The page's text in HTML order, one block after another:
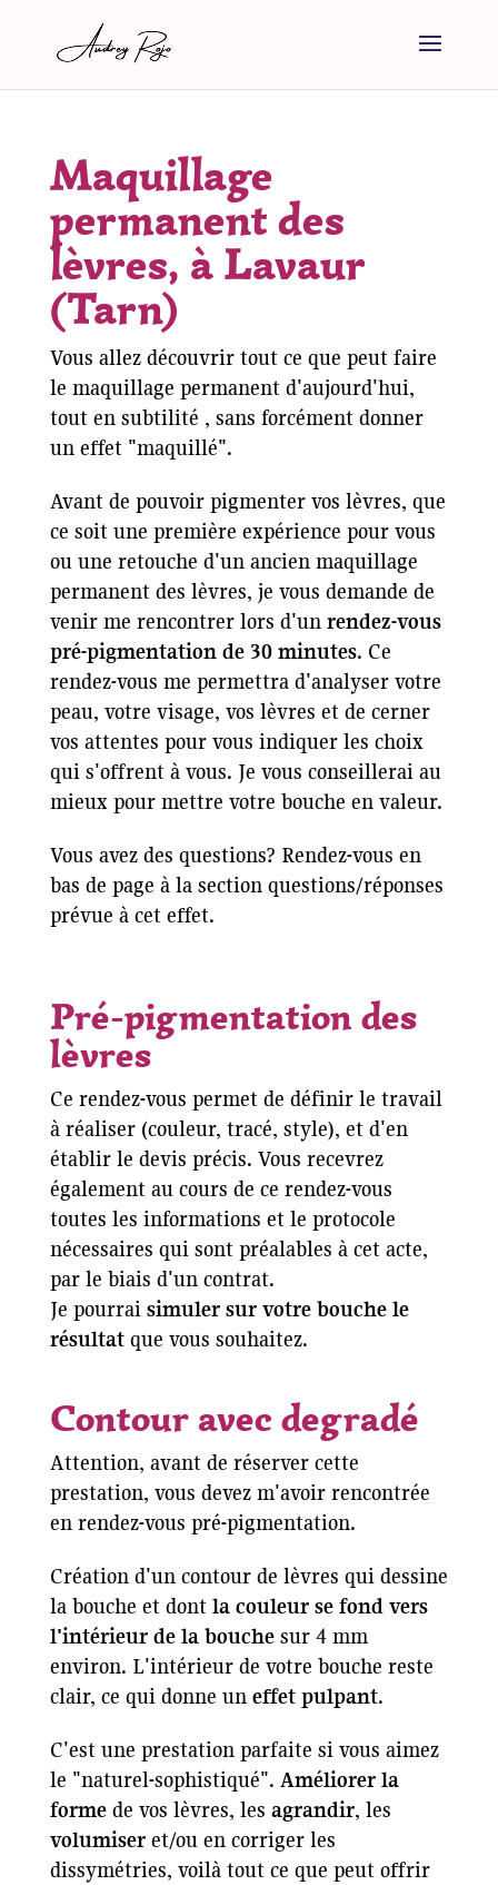
Maquillage
permanent des
lèvres, à Lavaur
(Tarn)
Vous allez découvrir tout ce que peut faire
le maquillage permanent d'aujourd'hui,
tout en subtilité , sans forcément donner
un effet "maquillé".
Avant de pouvoir pigmenter vos lèvres, que
ce soit une première expérience pour vous
ou une retouche d'un ancien maquillage
permanent des lèvres, je vous demande de
venir me rencontrer lors d'un rendez-vous
pré-pigmentation de 30 minutes. Ce
rendez-vous me permettra d'analyser votre
peau, votre visage, vos lèvres et de cerner
vos attentes pour vous indiquer les choix
qui s'offrent à vous. Je vous conseillerai au
mieux pour mettre votre bouche en valeur.
Vous avez des questions? Rendez-vous en
bas de page à la section questions/réponses
prévue à cet effet.
Pré-pigmentation des
lèvres
Ce rendez-vous permet de définir le travail
à réaliser (couleur, tracé, style), et d'en
établir le devis précis. Vous recevrez
également au cours de ce rendez-vous
toutes les informations et le protocole
nécessaires qui sont préalables à cet acte,
par le biais d'un contrat.
Je pourrai simuler sur votre bouche le
résultatque vous souhaitez.
Contour avec degradé
Attention, avant de réserver cette
prestation, vous devez m'avoir rencontrée
en rendez-vous pré-pigmentation.
Création d'un contour de lèvres qui dessine
la bouche et dont la couleur se fond vers
l'intérieur de la bouchesur 4 mm
environ. L'intérieur de votre bouche reste
clair, ce qui donne un effet pulpant.
C'est une prestation parfaite si vous aimez
le "naturel-sophistiqué". Améliorer la
formede vos lèvres, les agrandir, les
volumiseret/ou en corriger les
dissymétries, voilà tout ce que peut offrir